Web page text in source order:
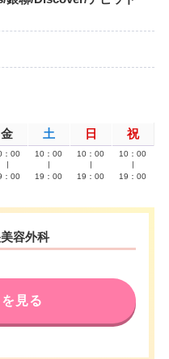
金 土 日 祝
：00
：00
10：00
19：00
10：00
19：00
10：00
19：00
容外科
見る